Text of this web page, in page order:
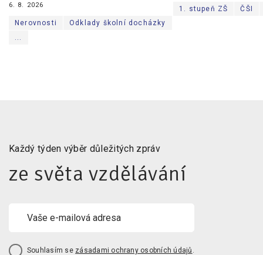
6. 8. 2026
Nerovnosti
Odklady školní docházky
1. stupeň ZŠ ČŠI
Každý týden výběr důležitých zpráv
ze světa vzdělávání
Souhlasím se zásadami ochrany osobních údajů